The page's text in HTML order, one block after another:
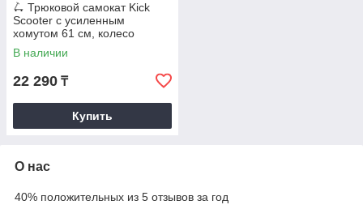
🛴 Трюковой самокат Kick
Scooter с усиленным
хомутом 61 см, колесо
110мм - черный для трюков!
В наличии
22 290 ₸
Купить
О нас
40% положительных из 5 отзывов за год